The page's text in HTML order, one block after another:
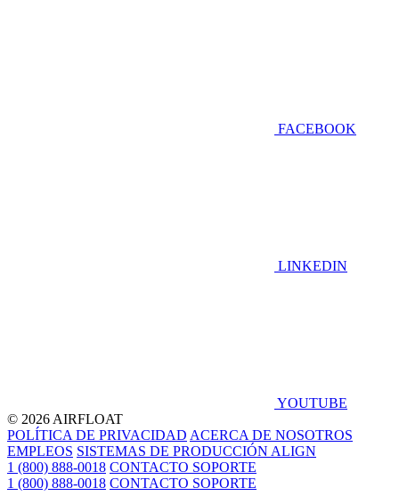
FACEBOOK
LINKEDIN
YOUTUBE
© 2026 AIRFLOAT
POLÍTICA DE PRIVACIDAD ACERCA DE NOSOTROS
EMPLEOS SISTEMAS DE PRODUCCIÓN ALIGN
1 (800) 888-0018 CONTACTO SOPORTE
1 (800) 888-0018 CONTACTO SOPORTE